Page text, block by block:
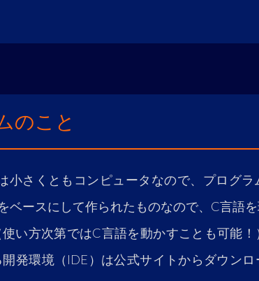
のこと
小さくともコンピュータなので、プログ
ベースにして作られたものなので、C言語
い方次第ではC言語を動かすことも可能
発環境（IDE）は公式サイトからダウン